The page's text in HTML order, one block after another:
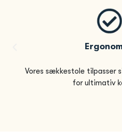
Vores sækkestole tilpasser
for ultimativ